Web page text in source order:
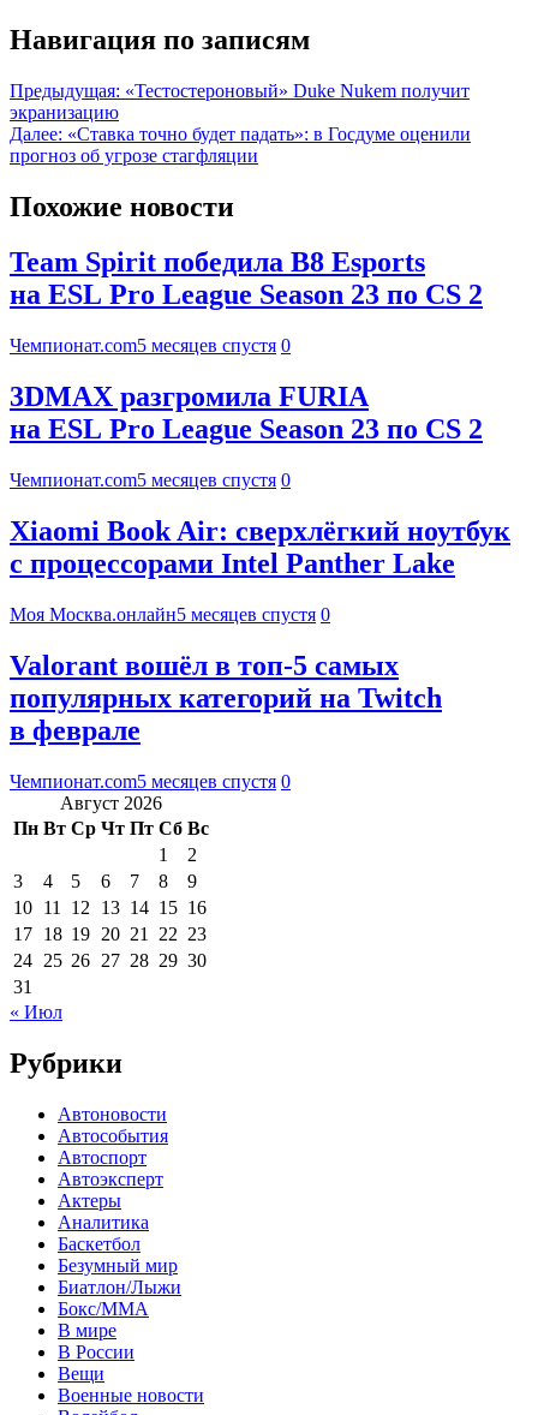
Навигация по записям
Предыдущая: «Тестостероновый» Duke Nukem получит
экранизацию
Далее: «Ставка точно будет падать»: в Госдуме оценили
прогноз об угрозе стагфляции
Похожие новости
Team Spirit победила B8 Esports
на ESL Pro League Season 23 по CS 2
Чемпионат.com5 месяцев спустя 0
3DMAX разгромила FURIA
на ESL Pro League Season 23 по CS 2
Чемпионат.com5 месяцев спустя 0
Xiaomi Book Air: сверхлёгкий ноутбук
с процессорами Intel Panther Lake
Моя Москва.онлайн5 месяцев спустя 0
Valorant вошёл в топ-5 самых
популярных категорий на Twitch
в феврале
Чемпионат.com5 месяцев спустя 0
Август 2026
Пн Вт Ср Чт Пт Сб Вс
1
2
3
4 5 6 7 8
9
10 11 12 13 14 15 16
17 18 19 20 21 22 23
24 25 26 27 28 29 30
31
« Июл
Рубрики
Автоновости
Автособытия
Автоспорт
Автоэксперт
Актеры
Аналитика
Баскетбол
Безумный мир
Биатлон/Лыжи
Бокс/MMA
В мире
В России
Вещи
Военные новости